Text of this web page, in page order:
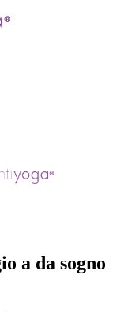
a da sogno